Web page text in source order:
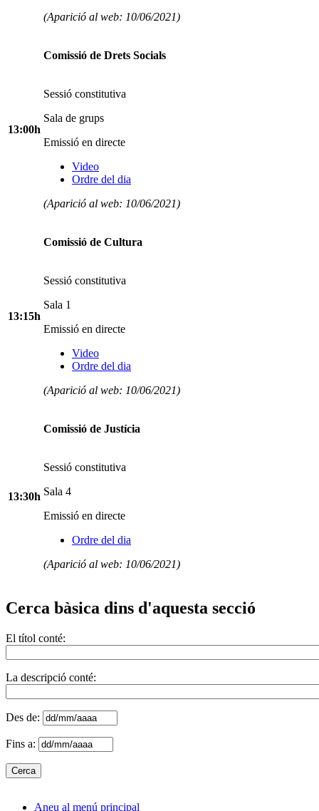
(Aparició al web: 10/06/2021)
13:00h
Comissió de Drets Socials
Sessió constitutiva
Sala de grups
Emissió en directe
Video
Ordre del dia
(Aparició al web: 10/06/2021)
13:15h
Comissió de Cultura
Sessió constitutiva
Sala 1
Emissió en directe
Video
Ordre del dia
(Aparició al web: 10/06/2021)
13:30h
Comissió de Justícia
Sessió constitutiva
Sala 4
Emissió en directe
Ordre del dia
(Aparició al web: 10/06/2021)
Cerca bàsica dins d'aquesta secció
El títol conté:
La descripció conté:
Des de:
Fins a:
Aneu al menú principal